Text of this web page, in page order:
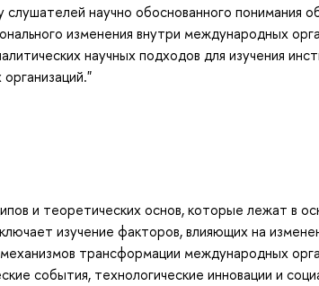
научно обоснованного понимания
изменения внутри международных
научных подходов для изучения
и теоретических основ, которые лежат в
изучение факторов, влияющих на
трансформации международных
события, технологические инновации и